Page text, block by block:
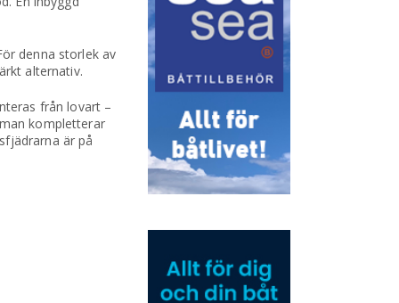
denna storlek av
alternativ.
från lovart –
kompletterar
är på